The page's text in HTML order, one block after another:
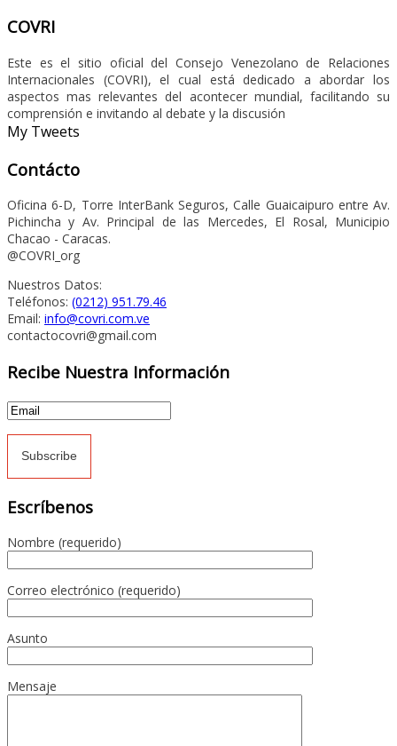
COVRI
Este es el sitio oficial del Consejo Venezolano de Relaciones
Internacionales (COVRI), el cual está dedicado a abordar los
aspectos mas relevantes del acontecer mundial, facilitando su
comprensión e invitando al debate y la discusión
My Tweets
Contácto
Oficina 6-D, Torre InterBank Seguros, Calle Guaicaipuro entre Av.
Pichincha y Av. Principal de las Mercedes, El Rosal, Municipio
Chacao - Caracas.
@COVRI_org
Nuestros Datos:
Teléfonos: (0212) 951.79.46
Email: info@covri.com.ve
contactocovri@gmail.com
Recibe Nuestra Información
Escríbenos
Nombre (requerido)
Correo electrónico (requerido)
Asunto
Mensaje